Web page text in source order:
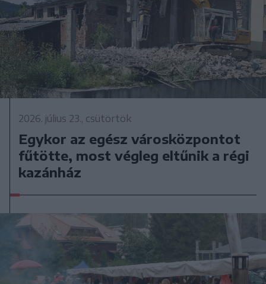
2026. július 23., csütörtök
Egykor az egész városközpontot
fűtötte, most végleg eltűnik a régi
kazánház